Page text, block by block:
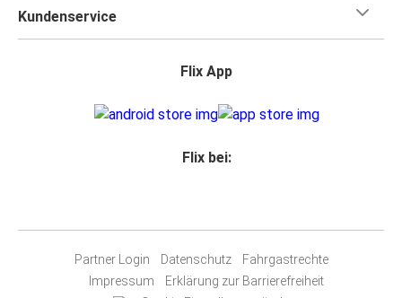
Kundenservice
Flix App
Flix bei:
Partner Login Datenschutz
Fahrgastrechte
Impressum
Erklärung zur Barrierefreiheit